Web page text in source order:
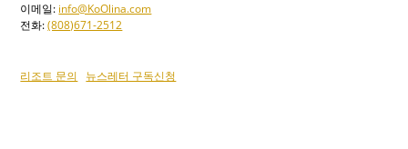
이메일: info@KoOlina.com
전화:(808)671-2512
리조트 문의 뉴스레터 구독신청